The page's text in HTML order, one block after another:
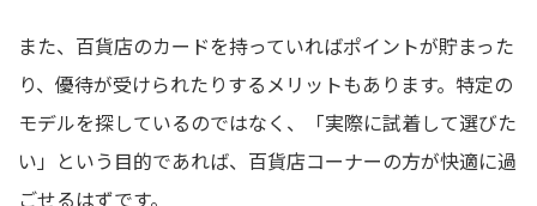
また、百貨店のカードを持っていればポイントが貯まった
り、優待が受けられたりするメリットもあります。特定の
モデルを探しているのではなく、「実際に試着して選びた
い」という目的であれば、百貨店コーナーの方が快適に過
ごせるはずです。